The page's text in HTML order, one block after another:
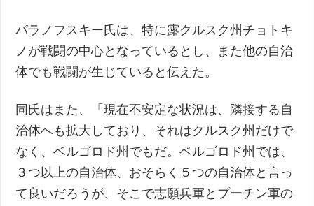
パラノフスキー氏は、特に露クルスク州チョトキ
ノが戦闘の中心となっているとし、また他の自治
体でも戦闘が生じていると伝えた。
同氏はまた、「現在不安定な状況は、隣接する自
治体へも拡大しており、それはクルスク州だけで
なく、ベルゴロド州でもだ。ベルゴロド州では、
３つ以上の自治体、おそらく５つの自治体と言っ
て良いだろうが、そこで志願兵軍とプーチン軍の